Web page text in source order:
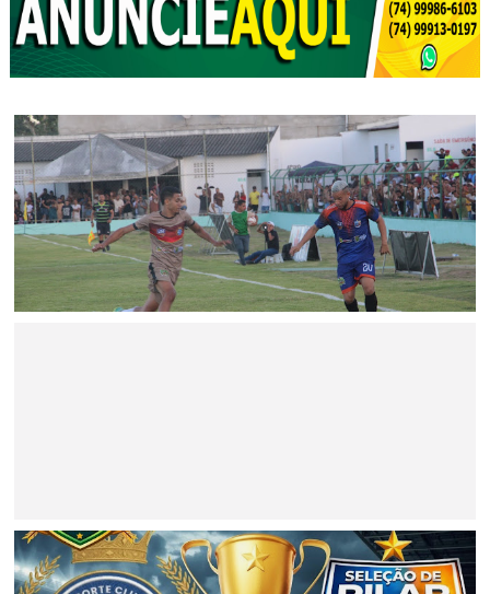
BAHIA
Minério extraído de Jaguarari coloca o município entre os